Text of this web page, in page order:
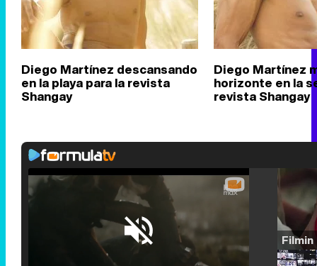
Diego Martínez descansando
en la playa para la revista
Shangay
Diego Martínez
horizonte en la
revista Shangay